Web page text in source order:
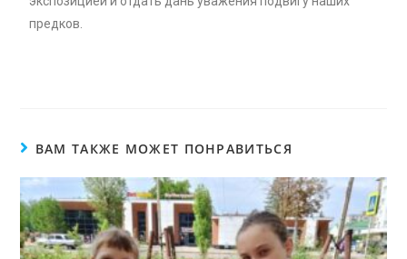
предков.
ВАМ ТАКЖЕ МОЖЕТ ПОНРАВИТЬСЯ